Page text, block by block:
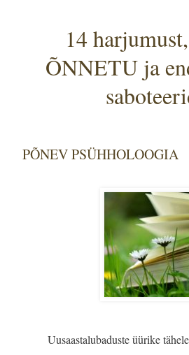
14
ÕNNETU ja
PÕNEV PSÜHHOLOOGIA
Uusaastalubaduste üürike